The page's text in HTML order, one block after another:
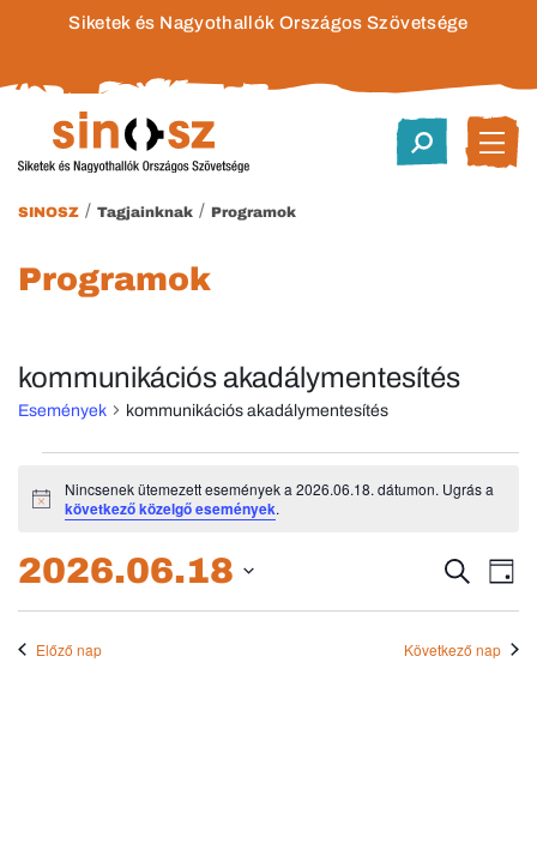
Siketek és Nagyothallók Országos Szövetsége
SINOSZ / Tagjainknak / Programok
Programok
kommunikációs akadálymentesítés
Események kommunikációs akadálymentesítés
Események
for
2026.06.18.
Notice
Nincsenek ütemezett események a 2026.06.18. dátumon. Ugrás a
következő közelgő események.
és
Keresett
kifejezés
Nap
2026.06.18
Előző nap
Következő nap